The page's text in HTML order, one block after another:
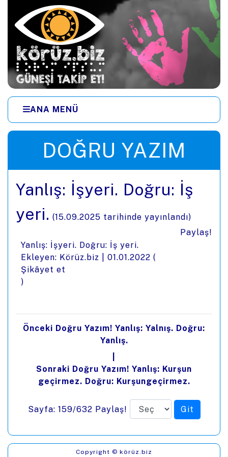
Ana içeriğe zıpla
ANA MENÜ
DOĞRU YAZIM
Yanlış: İşyeri. Doğru: İş
yeri. (15.09.2025 tarihinde yayınlandı)
Paylaş!
Yanlış: İşyeri. Doğru: İş yeri.
Ekleyen: Körüz.biz | 01.01.2022 (
Şikâyet et
)
Önceki Doğru Yazım! Yanlış: Yalnış. Doğru:
Yanlış.
Sonraki Doğru Yazım! Yanlış: Kurşun
geçirmez. Doğru: Kurşungeçirmez.
Sayfa: 159/632 Paylaş!
Menüye zıpla
Copyright © körüz.biz